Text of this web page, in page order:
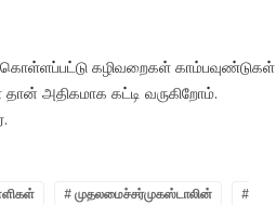
கழிவறைகள் காம்பவுண்டுகள்
தான் அதிகமாக கட்டி வருகிறோம்.
# முதலமைச்சர்முகஸ்டாலின்
#